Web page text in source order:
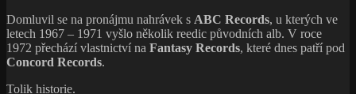
Domluvil se na pronájmu nahrávek s ABC Records, u kterých ve
letech 1967 – 1971 vyšlo několik reedic původních alb. V roce
1972 přechází vlastnictví na Fantasy Records, které dnes patří pod
Concord Records.
Tolik historie.